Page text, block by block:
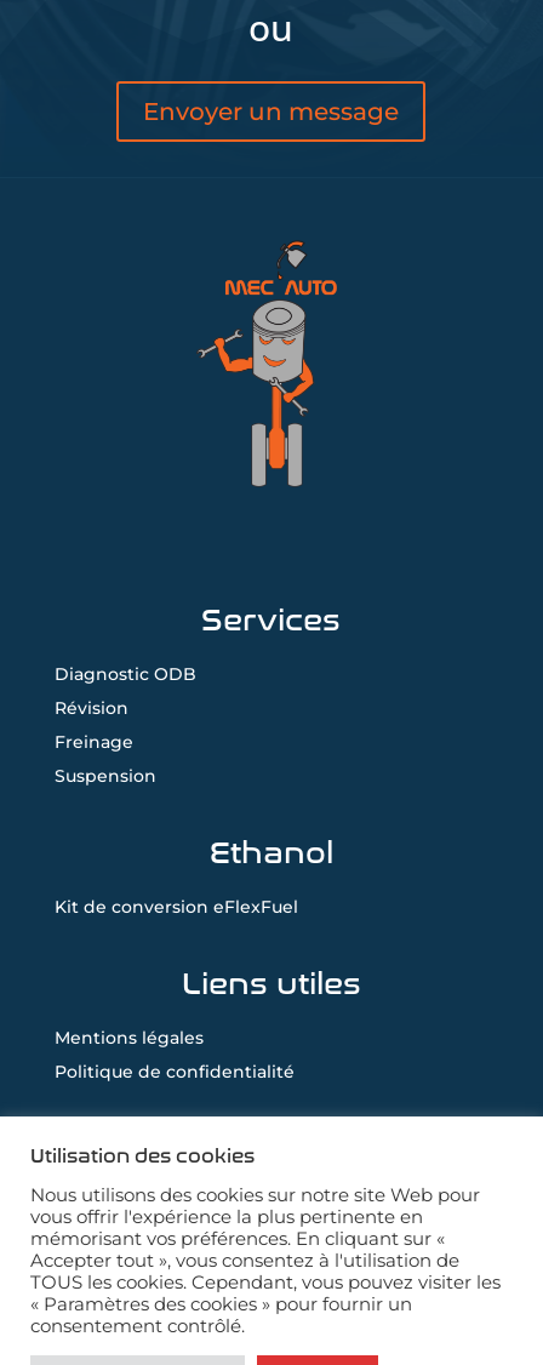
ou
Envoyer un message
Services
Diagnostic ODB
Révision
Freinage
Suspension
Ethanol
Kit de conversion eFlexFuel
Liens utiles
Mentions légales
Politique de confidentialité
Ne vous rendez plus au garage, c’est le garage
qui vient à vous !

Utilisation des cookies
Nous utilisons des cookies sur notre site Web pour
vous offrir l'expérience la plus pertinente en
mémorisant vos préférences. En cliquant sur «
Accepter tout », vous consentez à l'utilisation de
TOUS les cookies. Cependant, vous pouvez visiter les
« Paramètres des cookies » pour fournir un
consentement contrôlé.